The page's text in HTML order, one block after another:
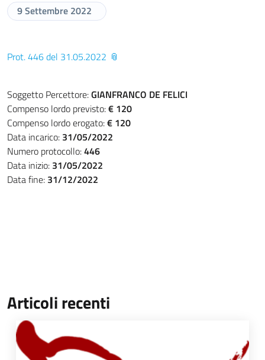
9 Settembre 2022
Prot. 446 del 31.05.2022
Soggetto Percettore:GIANFRANCO DE FELICI
Compenso lordo previsto:€ 120
Compenso lordo erogato:€ 120
Data incarico: 31/05/2022
Numero protocollo:446
Data inizio: 31/05/2022
Data fine: 31/12/2022
Articoli recenti